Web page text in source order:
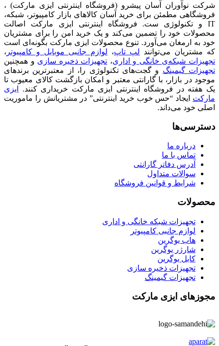
شرکت نوآوران آسان پیشرو (فروشگاه اینترنتی ایزی مارکت) ،
فروشگاهی مطمئن برای خرید آسان کالاهای بازار کامپیوتر، شبکه،
IT و تکنولوژی ست. فروشگاه اینترنتی ایزی مارکت اصالت
محصولات خود را تضمین می‌کند و یک خرید امن را برای مشتریان
خود به ارمغان می‌آورد. تنوع محصولات ایزی مارکت بگونه‌ای است
که مشتریان می‌توانند لپ تاپ، لوازم جانبی موبایل و کامپیوتر ،
تجهیزات شبکه‌ی خانگی و اداری، تجهیزات ذخیره سازی و همچنین
تجهیزات گیمینگ و گجت‌های تکنولوژی را، از معتبرترین برندهای
موجود در بازار، با گارانتی معتبر و امکان بازگشت کالای معیوب تا
یک هفته در فروشگاه اینترنتی ایزی مارکت خریداری کنند.
ایزی
مارکت ایجاد “حس خوب خرید اینترنتی” در مشتریانش را ماموریت
اصلی خود می‌داند.
دسترسی‌ها
درباره ما
تماس با ما
آدرس دفاتر گارانتی
سوالات متداول
شرایط و قوانین فروشگاه
محصولات
تجهیزات شبکه خانگی و اداری
لوازم جانبی کامپیوتر
هاب یوگرین
شارژر یوگرین
کابل یوگرین
تجهیزات ذخیره سازی
تجهیزات گیمینگ
مجوزهای ایزی مارکت